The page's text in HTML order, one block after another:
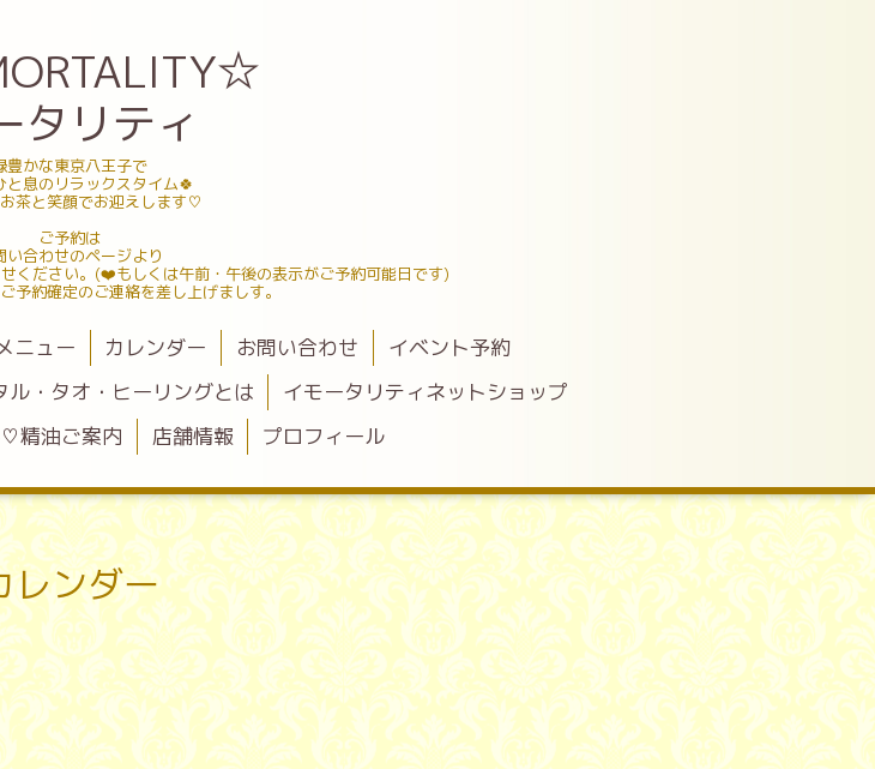
タリティ
豊かな東京八王子で
と息のリラックスタイム🍀
茶と笑顔でお迎えします♡
ご予約は
い合わせのページより
ください。(❤️もしくは午前・午後の表示がご予約可能日です)
予約確定のご連絡を差し上げましす。
ニュー カレンダー お問い合わせ
イベント予約
ル・タオ・ヒーリングとは
イモータリティネットショップ
精油ご案内
店舗情報 プロフィール
レンダー